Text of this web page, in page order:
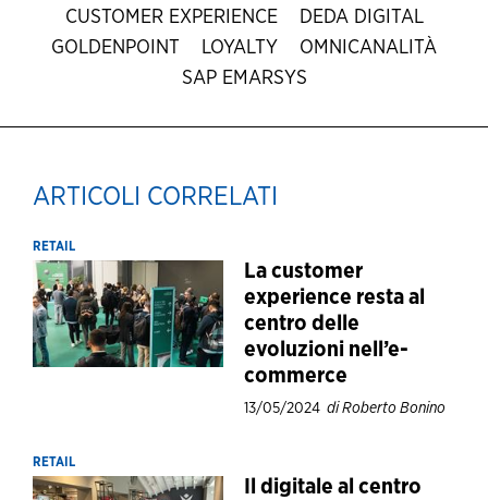
CUSTOMER EXPERIENCE
DEDA DIGITAL
GOLDENPOINT
LOYALTY
OMNICANALITÀ
SAP EMARSYS
ARTICOLI CORRELATI
RETAIL
La customer
experience resta al
centro delle
evoluzioni nell’e-
commerce
13/05/2024 di Roberto Bonino
RETAIL
Il digitale al centro